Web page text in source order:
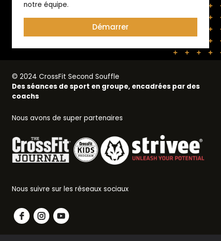
notre équipe.
Démarrer
© 2024 CrossFit Second Souffle
Des séances de sport en groupe, encadrées par des
coachs
Nous suivre sur les réseaux sociaux
Nous avons de super partenaires